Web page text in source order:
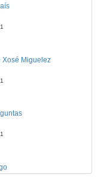
Xosé Miguelez